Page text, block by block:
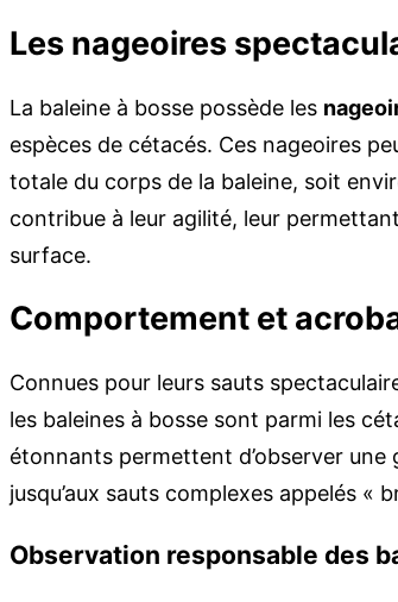
Les nageoires
La baleine à bosse possède les
espèces de cétacés. Ces nageoires
totale du corps de la baleine, soit
contribue à leur agilité, leur
surface.
Comportement et
Connues pour leurs sauts
les baleines à bosse sont parmi les
étonnants permettent d’observer
jusqu’aux sauts complexes appelés «
Observation responsable des